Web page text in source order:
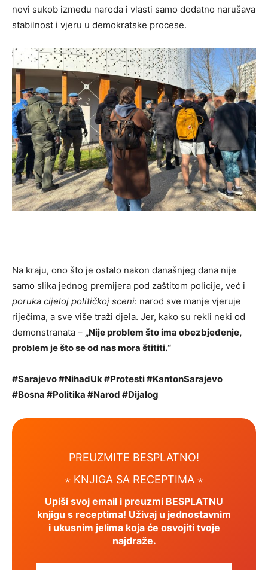
novi sukob između naroda i vlasti samo dodatno narušava
stabilnost i vjeru u demokratske procese.
Na kraju, ono što je ostalo nakon današnjeg dana nije
samo slika jednog premijera pod zaštitom policije, već i
poruka cijeloj političkoj sceni: narod sve manje vjeruje
riječima, a sve više traži djela. Jer, kako su rekli neki od
demonstranata – „Nije problem što ima obezbjeđenje,
problem je što se od nas mora štititi.“
#Sarajevo #NihadUk #Protesti #KantonSarajevo
#Bosna #Politika #Narod #Dijalog
PREUZMITE BESPLATNO!
⋆ KNJIGA SA RECEPTIMA ⋆
Upiši svoj email i preuzmi BESPLATNU
knjigu s receptima! Uživaj u jednostavnim
i ukusnim jelima koja će osvojiti tvoje
najdraže.